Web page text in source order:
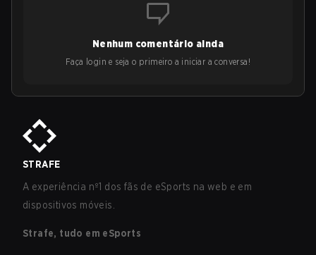
Nenhum comentário ainda
Faça login e seja o primeiro a iniciar a conversa!
STRAFE
A experiência nº1 dos fãs de eSports na web e em
dispositivos móveis.
Strafe, tudo em eSports